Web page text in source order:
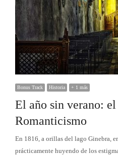
Bonus Track Historia + 1 más
El año sin verano:
Romanticismo
En 1816, a orillas del lago Ginebra,
prácticamente huyendo de los